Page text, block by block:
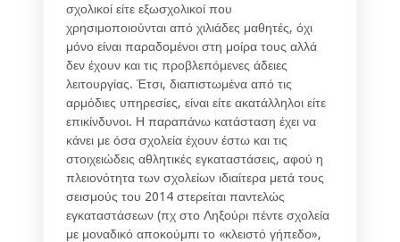
σχολικοί είτε εξωσχολικοί που
χρησιμοποιούνται από χιλιάδες μαθητές, όχι
μόνο είναι παραδομένοι στη μοίρα τους αλλά
δεν έχουν και τις προβλεπόμενες άδειες
λειτουργίας. Έτσι, διαπιστωμένα από τις
αρμόδιες υπηρεσίες, είναι είτε ακατάλληλοι είτε
επικίνδυνοι. Η παραπάνω κατάσταση έχει να
κάνει με όσα σχολεία έχουν έστω και τις
στοιχειώδεις αθλητικές εγκαταστάσεις, αφού η
πλειονότητα των σχολείων ιδιαίτερα μετά τους
σεισμούς του 2014 στερείται παντελώς
εγκαταστάσεων (πχ στο Ληξούρι πέντε σχολεία
με μοναδικό αποκούμπι το «κλειστό γήπεδο»,